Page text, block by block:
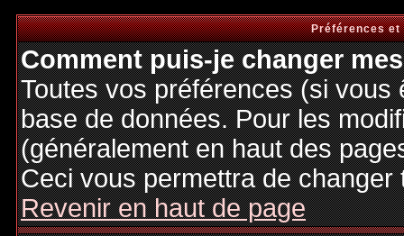
Préférences
Comment puis-je changer
Toutes vos préférences (si
base de données. Pour les
(généralement en haut des
Ceci vous permettra de
Revenir en haut de page